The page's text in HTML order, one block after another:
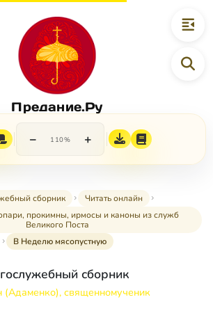
Предание.Ру
− 110% +
сборник
Читать онлайн
прокимны, ирмосы и каноны из служб
Великого Поста
В Неделю мясопустную
сборник
священномученик